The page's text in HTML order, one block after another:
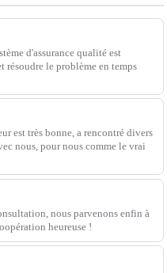
d'assurance qualité est
résoudre le problème en temps
est très bonne, a rencontré divers
nous, pour nous comme le vrai
nous parvenons enfin à
heureuse !